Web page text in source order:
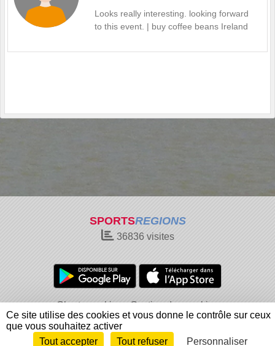
Looks really interesting. looking forward
to this event. | buy coffee beans Ireland
SPORTSREGIONS
36836visites
Charte cookies
Gestion des cookies
Informations légales
Signaler un contenu inapproprié
Envie de participer ? Connexion
Ce site utilise des cookies et vous donne le contrôle sur ceux
que vous souhaitez activer
Tout accepter
Tout refuser Personnaliser